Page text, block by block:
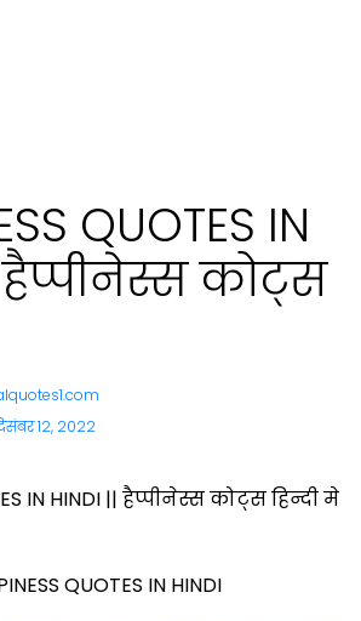
QUOTES IN
हैप्पीनेस्स कोट्स
12, 2022
IN HINDI || हैप्पीनेस्स कोट्स हिन्दी मे
QUOTES IN HINDI